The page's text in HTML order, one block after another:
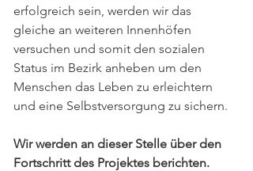
erfolgreich sein, werden wir das
gleiche an weiteren Innenhöfen
versuchen und somit den sozialen
Status im Bezirk anheben um den
Menschen das Leben zu erleichtern
und eine Selbstversorgung zu sichern.
Wir werden an dieser Stelle über den
Fortschritt des Projektes berichten.